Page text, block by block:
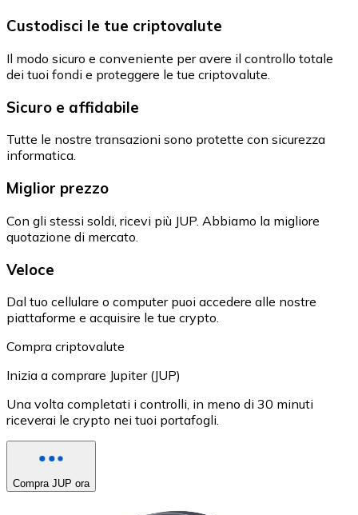
Custodisci le tue criptovalute
Il modo sicuro e conveniente per avere il controllo totale
dei tuoi fondi e proteggere le tue criptovalute.
Sicuro e affidabile
Tutte le nostre transazioni sono protette con sicurezza
informatica.
Miglior prezzo
Con gli stessi soldi, ricevi più JUP. Abbiamo la migliore
quotazione di mercato.
Veloce
Dal tuo cellulare o computer puoi accedere alle nostre
piattaforme e acquisire le tue crypto.
Compra criptovalute
Inizia a comprare Jupiter (JUP)
Una volta completati i controlli, in meno di 30 minuti
riceverai le crypto nei tuoi portafogli.
Compra JUP ora